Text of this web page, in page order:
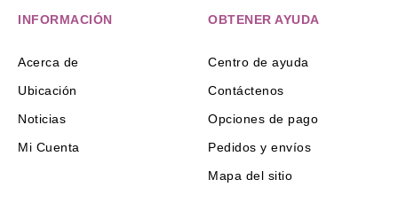
INFORMACIÓN
Acerca de
Ubicación
Noticias
Mi Cuenta
OBTENER AYUDA
Centro de ayuda
Contáctenos
Opciones de pago
Pedidos y envíos
Mapa del sitio